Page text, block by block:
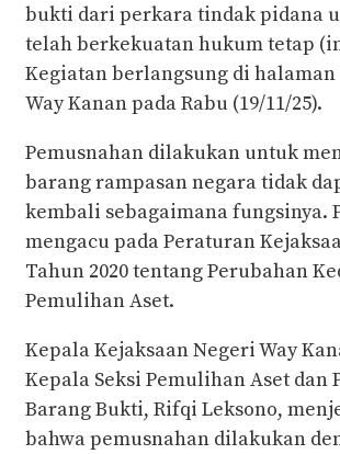
bukti dari perkara tindak pidana
telah berkekuatan hukum tetap
Kegiatan berlangsung di
Way Kanan pada Rabu (19/11/25).
Pemusnahan dilakukan untuk
barang rampasan negara tidak
kembali sebagaimana fungsinya.
mengacu pada Peraturan
Tahun 2020 tentang Perubahan
Pemulihan Aset.
Kepala Kejaksaan Negeri Way
Kepala Seksi Pemulihan Aset dan
Barang Bukti, Rifqi Leksono,
bahwa pemusnahan dilakukan